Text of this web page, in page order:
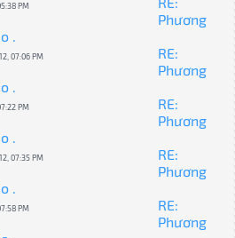
PM
Phương
.
07:06 PM
RE:
Phương
.
PM
RE:
Phương
.
07:35 PM
RE:
Phương
.
PM
RE:
Phương